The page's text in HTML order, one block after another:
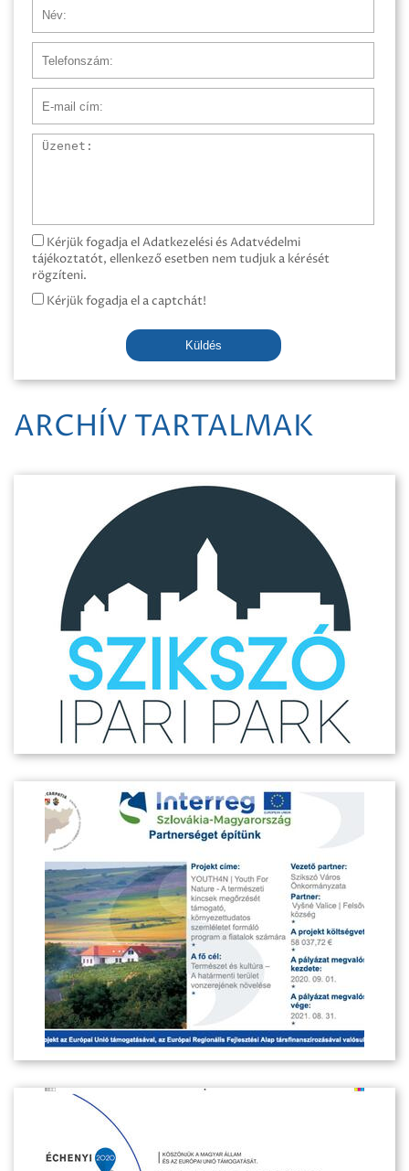
Üzenet
Kérjük fogadja el Adatkezelési és Adatvédelmi
tájékoztatót, ellenkező esetben nem tudjuk a kérését
rögzíteni.
Kérjük fogadja el a captchát!
Küldés
ARCHÍV TARTALMAK